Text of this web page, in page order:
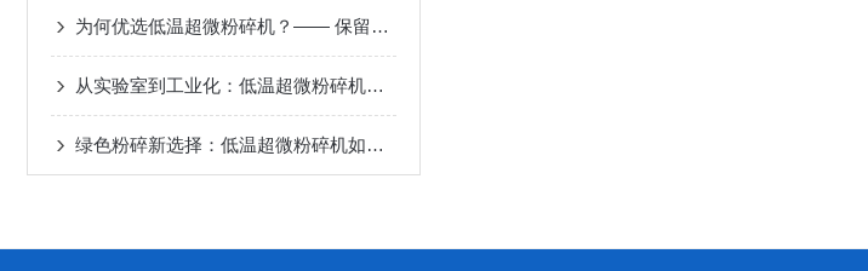
为何优选低温超微粉碎机？—— 保留物料活性的核心价值
从实验室到工业化：低温超微粉碎机的全场景应用指南
绿色粉碎新选择：低温超微粉碎机如何降低能耗与污染